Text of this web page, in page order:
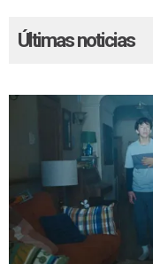
Últimas noticias